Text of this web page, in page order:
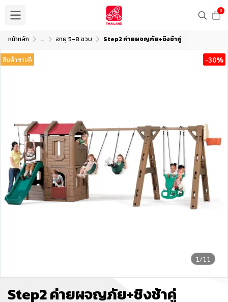
0
หน้าหลัก ... อายุ 5-8 ขวบ Step2 ค่ายผจญภัย+ชิงช้าคู่
1/11
สินค้าขายดี -30%
Step2 ค่ายผจญภัย+ชิงช้าคู่